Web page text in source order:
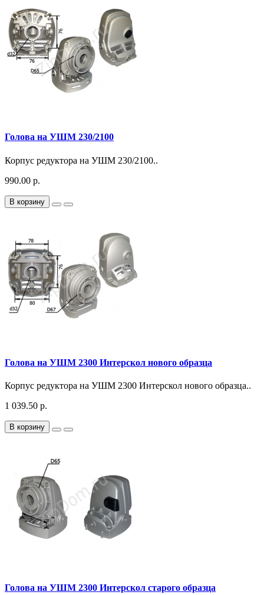
Голова на УШМ 230/2100
Корпус редуктора на УШМ 230/2100..
990.00 р.
В корзину
Голова на УШМ 2300 Интерскол нового образца
Корпус редуктора на УШМ 2300 Интерскол нового образца..
1 039.50 р.
В корзину
Голова на УШМ 2300 Интерскол старого образца